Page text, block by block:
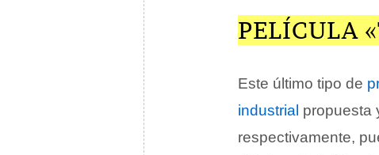
PELÍCULA
Este último tipo de
industrial propuesta
respectivamente,